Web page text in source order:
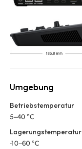
Umgebung
Betriebstemperatur
5–40 °C
Lagerungstemperatur
-10–60 °C